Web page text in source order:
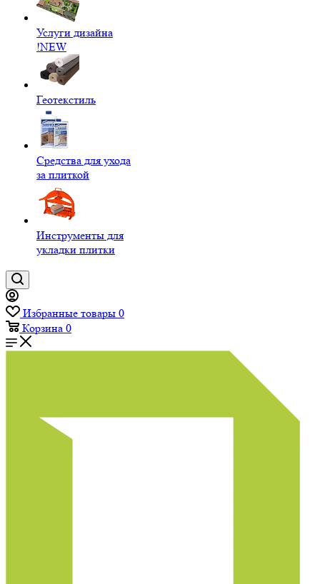
Услуги дизайна
!NEW
Геотекстиль
Средства для ухода
за плиткой
Инструменты для
укладки плитки
Избранные товары 0
Корзина 0